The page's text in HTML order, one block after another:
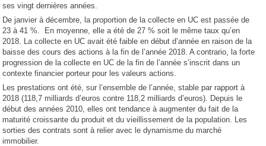
ses vingt dernières années.
De janvier à décembre, la proportion de la collecte en UC est passée de
23 à 41 %. En moyenne, elle a été de 27 % soit le même taux qu’en
2018. La collecte en UC avait été faible en début d’année en raison de la
baisse des cours des actions à la fin de l’année 2018. A contrario, la forte
progression de la collecte en UC de la fin de l’année s’inscrit dans un
contexte financier porteur pour les valeurs actions.
Les prestations ont été, sur l’ensemble de l’année, stable par rapport à
2018 (118,7 milliards d’euros contre 118,2 milliards d’euros). Depuis le
début des années 2010, elles ont tendance à augmenter du fait de la
maturité croissante du produit et du vieillissement de la population. Les
sorties des contrats sont à relier avec le dynamisme du marché
immobilier.